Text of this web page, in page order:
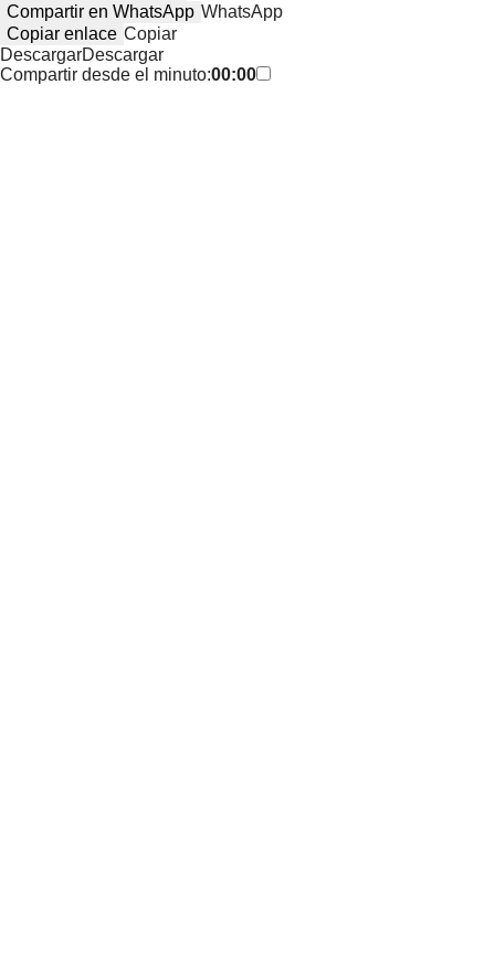
Compartir en WhatsApp WhatsApp
Copiar enlace Copiar
DescargarDescargar
Compartir desde el minuto:00:00